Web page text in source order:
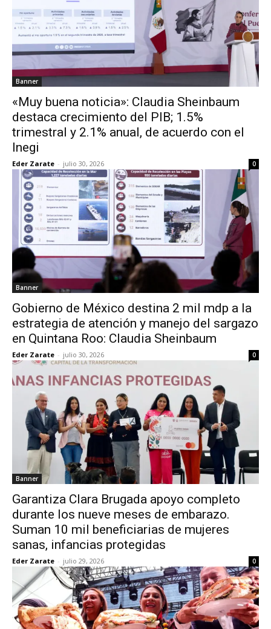
Banner
«Muy buena noticia»: Claudia Sheinbaum
destaca crecimiento del PIB; 1.5%
trimestral y 2.1% anual, de acuerdo con el
Inegi
Eder Zarate - julio 30, 2026 0
Banner
Gobierno de México destina 2 mil mdp a la
estrategia de atención y manejo del sargazo
en Quintana Roo: Claudia Sheinbaum
Eder Zarate - julio 30, 2026 0
Banner
Garantiza Clara Brugada apoyo completo
durante los nueve meses de embarazo.
Suman 10 mil beneficiarias de mujeres
sanas, infancias protegidas
Eder Zarate - julio 29, 2026 0